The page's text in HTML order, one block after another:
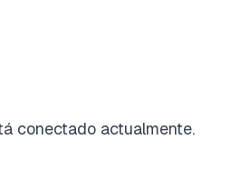
conectado actualmente.